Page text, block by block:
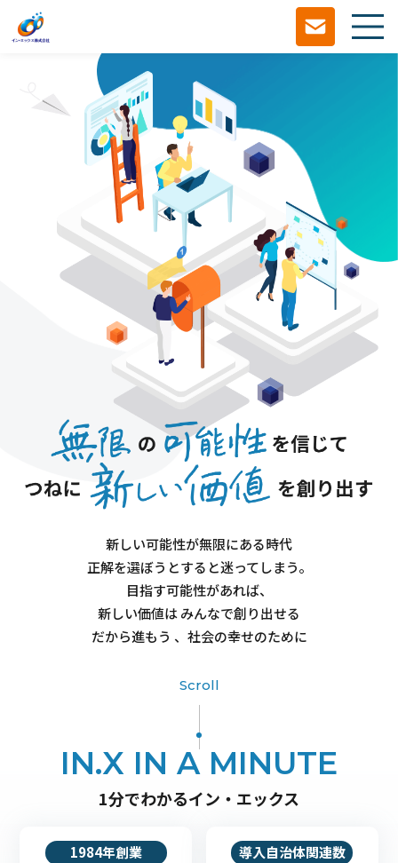
新しい可能性が無限にある時代
正解を選ぼうとすると迷ってしまう。
目指す可能性があれば、
新しい価値は みんなで創り出せる
だから進もう 、社会の幸せのために
Scroll
IN.X IN A MINUTE
1分でわかるイン・エックス
1984年創業 導入自治体関連数